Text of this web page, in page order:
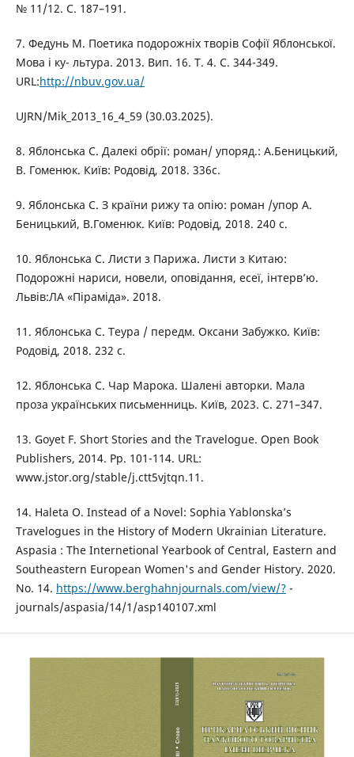
№ 11/12. С. 187–191.
7. Федунь М. Поетика подорожніх творів Софії Яблонської.
Мова і ку- льтура. 2013. Вип. 16. Т. 4. С. 344-349.
URL:http://nbuv.gov.ua/
UJRN/Mik_2013_16_4_59 (30.03.2025).
8. Яблонська С. Далекі обрії: роман/ упоряд.: А.Беницький,
В. Гоменюк. Київ: Родовід, 2018. 336с.
9. Яблонська С. З країни рижу та опію: роман /упор А.
Беницький, В.Гоменюк. Київ: Родовід, 2018. 240 с.
10. Яблонська С. Листи з Парижа. Листи з Китаю:
Подорожні нариси, новели, оповідання, есеї, інтерв’ю.
Львів:ЛА «Піраміда». 2018.
11. Яблонська С. Теура / передм. Оксани Забужко. Київ:
Родовід, 2018. 232 с.
12. Яблонська С. Чар Марока. Шалені авторки. Мала
проза українських письменниць. Київ, 2023. С. 271–347.
13. Goyet F. Short Stories and the Travelogue. Open Book
Publishers, 2014. Pp. 101-114. URL:
www.jstor.org/stable/j.ctt5vjtqn.11.
14. Haleta O. Instead of a Novel: Sophia Yablonska’s
Travelogues in the History of Modern Ukrainian Literature.
Aspasia : The Internetional Yearbook of Central, Eastern and
Southeastern European Women's and Gender History. 2020.
No. 14. https://www.berghahnjournals.com/view/?-
journals/aspasia/14/1/asp140107.xml